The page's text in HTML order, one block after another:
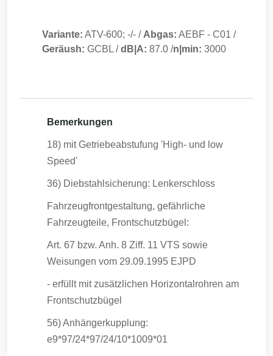
Variante: ATV-600; -/- / Abgas: AEBF - C01 /
Geräush: GCBL /dB|A: 87.0 /n|min: 3000
Bemerkungen
18) mit Getriebeabstufung 'High- und low
Speed'
36) Diebstahlsicherung: Lenkerschloss
Fahrzeugfrontgestaltung, gefährliche
Fahrzeugteile, Frontschutzbügel:
Art. 67 bzw. Anh. 8 Ziff. 11 VTS sowie
Weisungen vom 29.09.1995 EJPD
- erfüllt mit zusätzlichen Horizontalrohren am
Frontschutzbügel
56) Anhängerkupplung:
e9*97/24*97/24/10*1009*01